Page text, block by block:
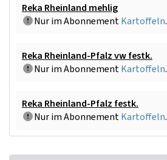
Reka Rheinland mehlig
Nur im AbonnementKartoffeln.
Reka Rheinland-Pfalz vw festk.
Nur im AbonnementKartoffeln.
Reka Rheinland-Pfalz festk.
Nur im AbonnementKartoffeln.